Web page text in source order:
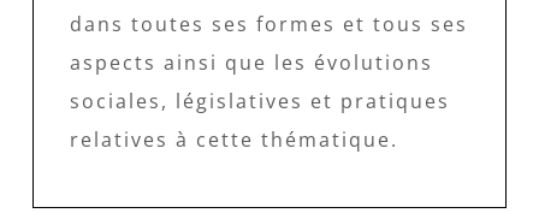
dans toutes ses formes et tous ses
aspects ainsi que les évolutions
sociales, législatives et pratiques
relatives à cette thématique.